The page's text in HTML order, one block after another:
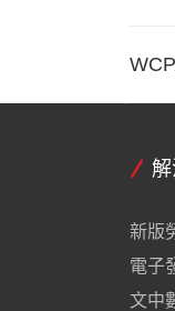
新版
電子
文中